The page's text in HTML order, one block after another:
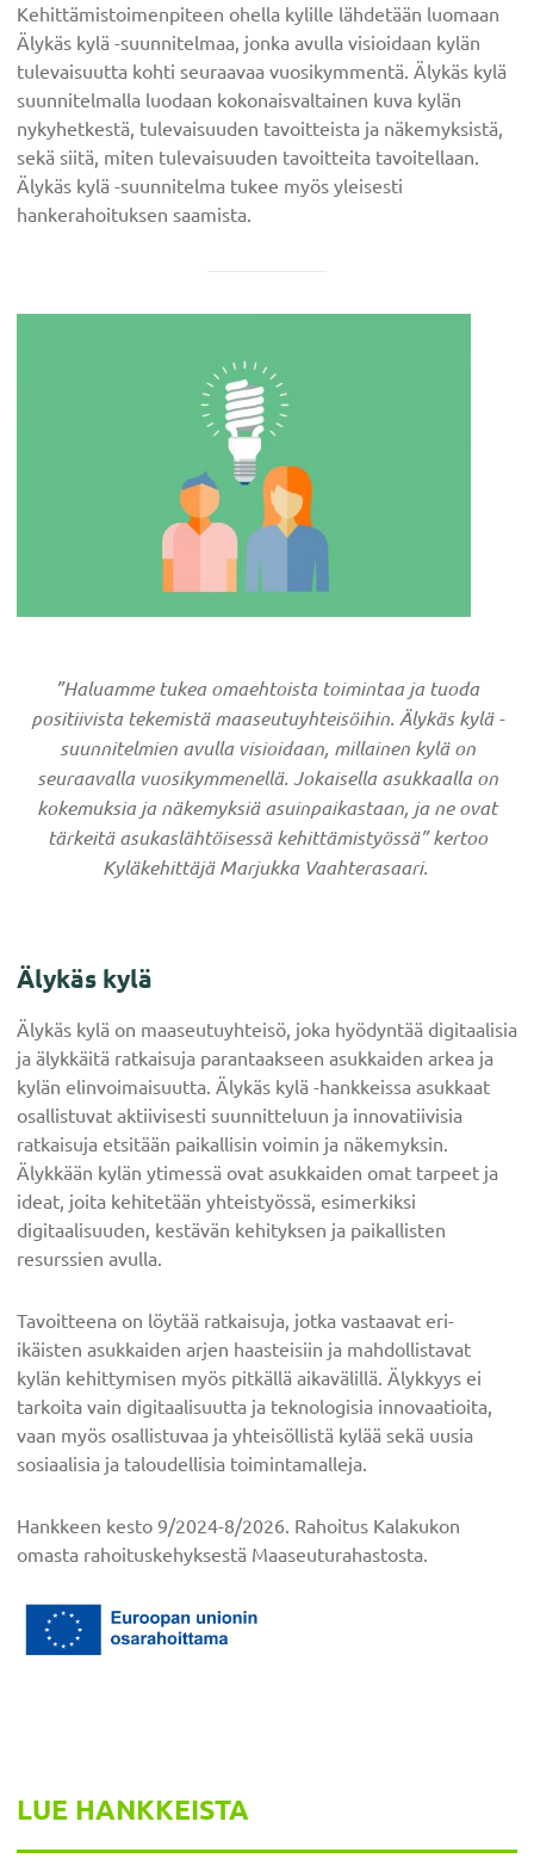
Kehittämistoimenpiteen ohella kylille lähdetään luomaan
Älykäs kylä -suunnitelmaa, jonka avulla visioidaan kylän
tulevaisuutta kohti seuraavaa vuosikymmentä. Älykäs kylä
suunnitelmalla luodaan kokonaisvaltainen kuva kylän
nykyhetkestä, tulevaisuuden tavoitteista ja näkemyksistä,
sekä siitä, miten tulevaisuuden tavoitteita tavoitellaan.
Älykäs kylä -suunnitelma tukee myös yleisesti
hankerahoituksen saamista.
”Haluamme tukea omaehtoista toimintaa ja tuoda
positiivista tekemistä maaseutuyhteisöihin. Älykäs kylä -
suunnitelmien avulla visioidaan, millainen kylä on
seuraavalla vuosikymmenellä. Jokaisella asukkaalla on
kokemuksia ja näkemyksiä asuinpaikastaan, ja ne ovat
tärkeitä asukaslähtöisessä kehittämistyössä” kertoo
Kyläkehittäjä Marjukka Vaahterasaari.
Älykäs kylä
Älykäs kylä on maaseutuyhteisö, joka hyödyntää digitaalisia
ja älykkäitä ratkaisuja parantaakseen asukkaiden arkea ja
kylän elinvoimaisuutta. Älykäs kylä -hankkeissa asukkaat
osallistuvat aktiivisesti suunnitteluun ja innovatiivisia
ratkaisuja etsitään paikallisin voimin ja näkemyksin.
Älykkään kylän ytimessä ovat asukkaiden omat tarpeet ja
ideat, joita kehitetään yhteistyössä, esimerkiksi
digitaalisuuden, kestävän kehityksen ja paikallisten
resurssien avulla.
Tavoitteena on löytää ratkaisuja, jotka vastaavat eri-
ikäisten asukkaiden arjen haasteisiin ja mahdollistavat
kylän kehittymisen myös pitkällä aikavälillä. Älykkyys ei
tarkoita vain digitaalisuutta ja teknologisia innovaatioita,
vaan myös osallistuvaa ja yhteisöllistä kylää sekä uusia
sosiaalisia ja taloudellisia toimintamalleja.
Hankkeen kesto 9/2024-8/2026. Rahoitus Kalakukon
omasta rahoituskehyksestä Maaseuturahastosta.
Ensisijainen
LUE HANKKEISTA